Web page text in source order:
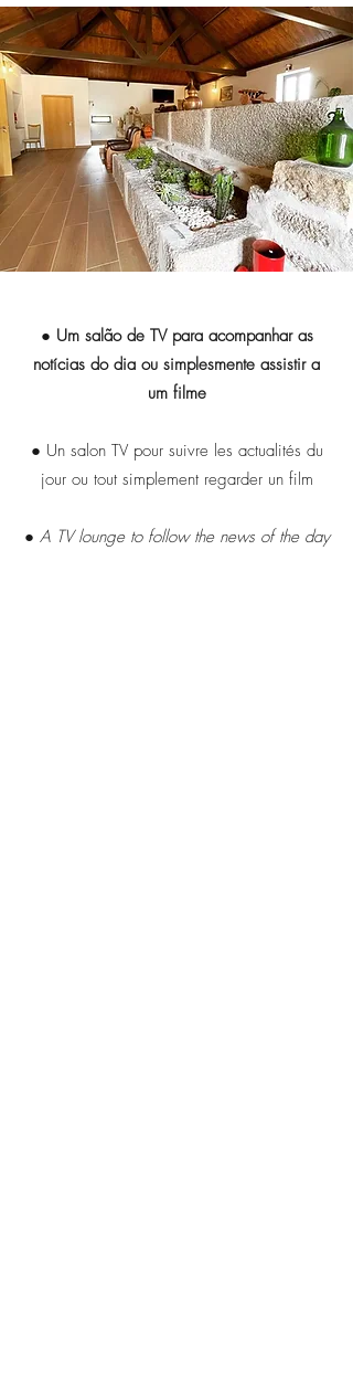
● Um salão de TV para acompanhar as
notícias do dia ou simplesmente assistir a
um filme
● Un salon TV pour suivre les actualités du
jour ou tout simplement regarder un film
● A TV lounge to follow the news of the day